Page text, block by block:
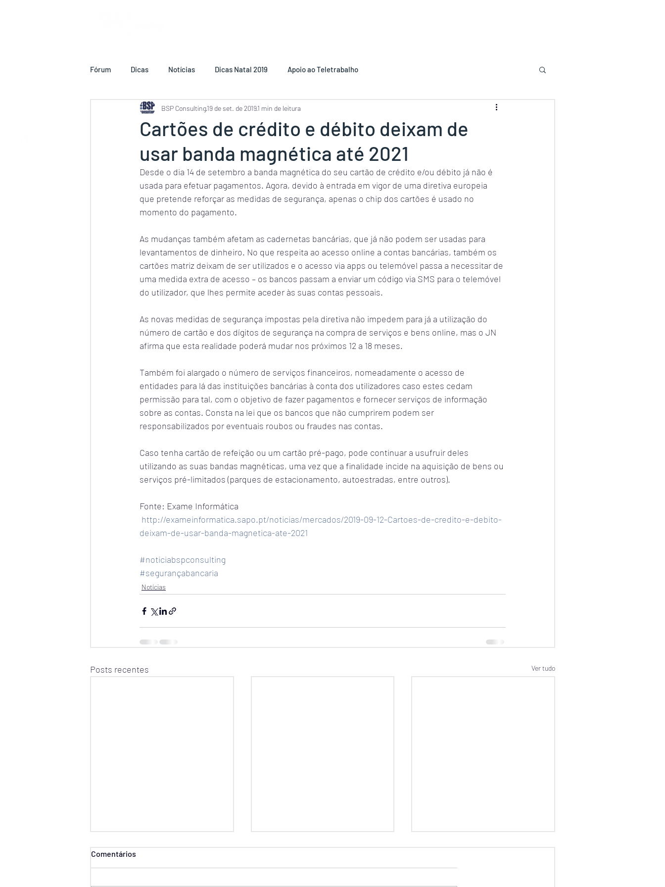
Fórum Dicas Notícias Dicas Natal 2019 Apoio ao Teletrabalho
Cartões de crédito e débito deixam de
usar banda magnética até 2021
BSP Consulting19 de set. de 20191 min de leitura
Desde o dia 14 de setembro a banda magnética do seu cartão de crédito e/ou débito já não é
usada para efetuar pagamentos. Agora, devido à entrada em vigor de uma diretiva europeia
que pretende reforçar as medidas de segurança, apenas o chip dos cartões é usado no
momento do pagamento.
As mudanças também afetam as cadernetas bancárias, que já não podem ser usadas para
levantamentos de dinheiro. No que respeita ao acesso online a contas bancárias, também os
cartões matriz deixam de ser utilizados e o acesso via apps ou telemóvel passa a necessitar de
uma medida extra de acesso – os bancos passam a enviar um código via SMS para o telemóvel
do utilizador, que lhes permite aceder às suas contas pessoais.
As novas medidas de segurança impostas pela diretiva não impedem para já a utilização do
número de cartão e dos dígitos de segurança na compra de serviços e bens online, mas o JN
afirma que esta realidade poderá mudar nos próximos 12 a 18 meses.
Também foi alargado o número de serviços financeiros, nomeadamente o acesso de
entidades para lá das instituições bancárias à conta dos utilizadores caso estes cedam
permissão para tal, com o objetivo de fazer pagamentos e fornecer serviços de informação
sobre as contas. Consta na lei que os bancos que não cumprirem podem ser
responsabilizados por eventuais roubos ou fraudes nas contas.
Caso tenha cartão de refeição ou um cartão pré-pago, pode continuar a usufruir deles
utilizando as suas bandas magnéticas, uma vez que a finalidade incide na aquisição de bens ou
serviços pré-limitados (parques de estacionamento, autoestradas, entre outros).
Fonte: Exame Informática
http://exameinformatica.sapo.pt/noticias/mercados/2019-09-12-Cartoes-de-credito-e-debito-
deixam-de-usar-banda-magnetica-ate-2021
#noticiabspconsulting
#segurançabancaria
Notícias
Posts recentes Ver tudo
Comentários